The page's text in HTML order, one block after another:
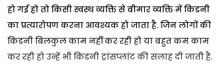
हो गई हो तो किसी स्वस्थ व्यक्ति से बीमार व्यक्ति में किडनी
का प्रत्यारोपण करना आवश्यक हो जाता है. जिन लोगों की
किडनी बिलकुल काम नहीं कर रही हो या बहुत कम काम
कर रही हो उन्हें भी किडनी ट्रांसप्लांट की सलाह दी जाती है.